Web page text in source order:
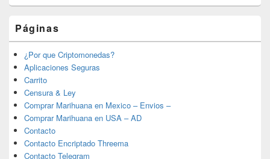
Páginas
¿Por que Criptomonedas?
Aplicaciones Seguras
Carrito
Censura & Ley
Comprar Marihuana en Mexico – Envios –
Comprar Marihuana en USA – AD
Contacto
Contacto Encriptado Threema
Contacto Telegram